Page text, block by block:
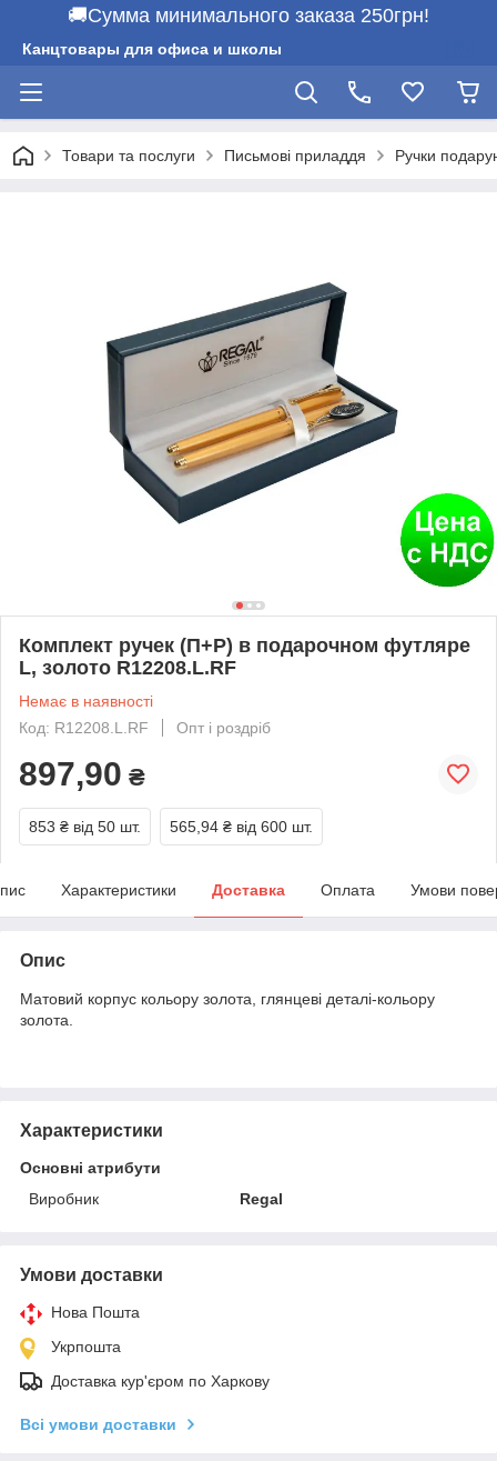
🚚Сумма минимального заказа 250грн!
Канцтовары для офиса и школы
Товари та послуги Письмові приладдя Ручки
Комплект ручек (П+Р) в подарочном футляре
L, золото R12208.L.RF
Немає в наявності
Код: R12208.L.RF
Опт і роздріб
897,90 ₴
853 ₴ від 50 шт. 565,94 ₴ від 600 шт.
Характеристики Доставка Оплата Умови
Опис
Матовий корпус кольору золота, глянцеві деталі-кольору
золота.
Характеристики
Основні атрибути
Виробник
Regal
Умови доставки
Нова Пошта
Укрпошта
Доставка кур'єром по Харкову
Всі умови доставки